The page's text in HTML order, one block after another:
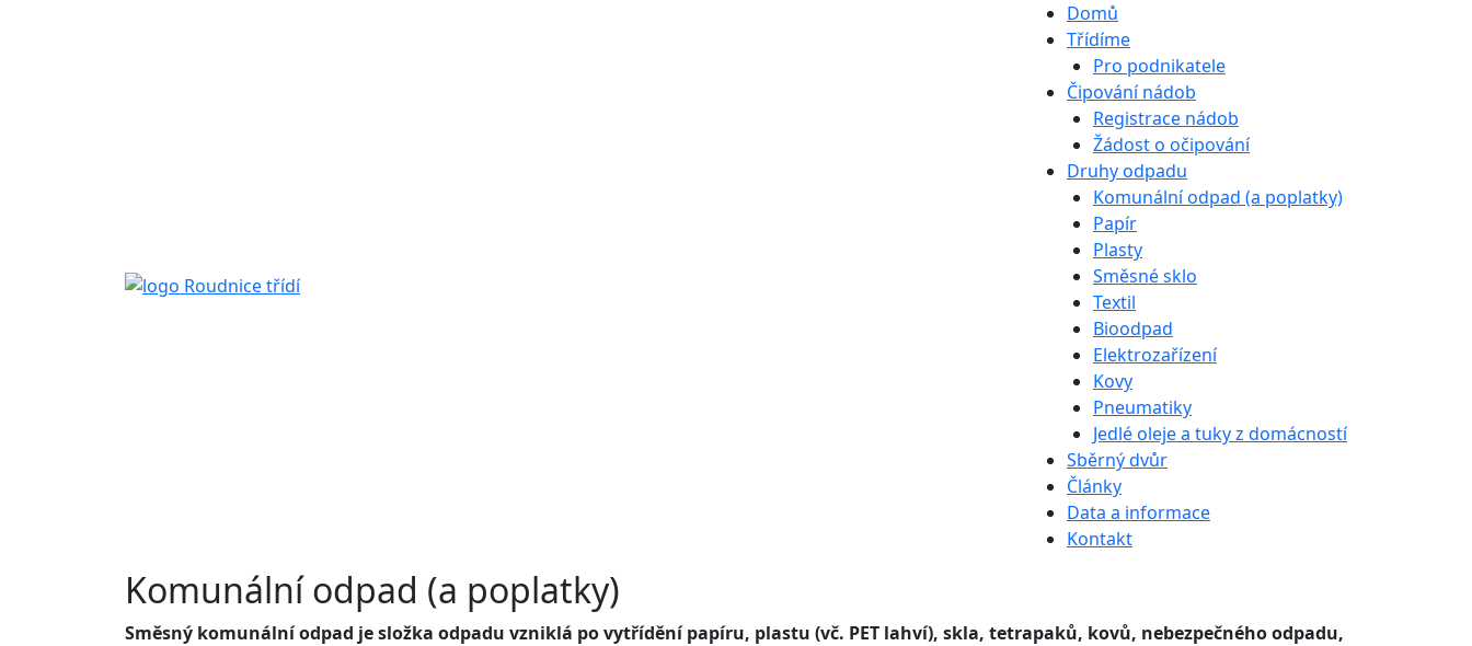
Domů
Třídíme
Pro podnikatele
Čipování nádob
Registrace nádob
Žádost o očipování
Druhy odpadu
Komunální odpad (a poplatky)
Papír
Plasty
Směsné sklo
Textil
Bioodpad
Elektrozařízení
Kovy
Pneumatiky
Jedlé oleje a tuky z domácností
Sběrný dvůr
Články
Data a informace
Kontakt
Komunální odpad (a poplatky)
Směsný komunální odpad je složka odpadu vzniklá po vytřídění papíru, plastu (vč. PET lahví), skla, tetrapaků, kovů, nebezpečného odpadu,